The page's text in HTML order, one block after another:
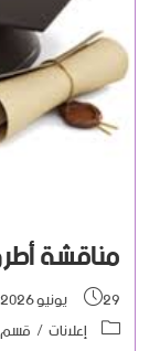
مناقشة
29 يونيو 2026
إعلانات/ قسم